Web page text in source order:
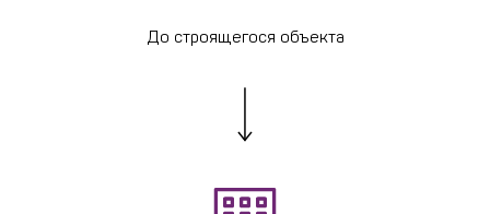
До строящегося объекта